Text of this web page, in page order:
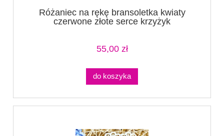
Różaniec na rękę bransoletka kwiaty
czerwone złote serce krzyżyk
55,00 zł
do koszyka